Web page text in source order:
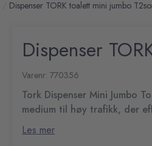
Dispenser TORK toalett mini jumbo
Dispenser
Varenr: 770356
Tork Dispenser Mini Jumbo
medium til høy trafikk, der
kapasiteten sparer tid til
Tork Elevation-dispensere har
på gjestene dine.
Les mer